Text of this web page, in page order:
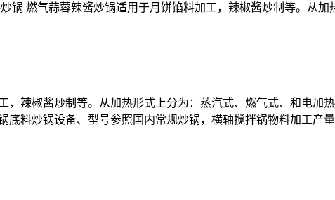
锅 燃气蒜蓉辣酱炒锅适用于月饼馅料加工，辣椒酱炒制等。从
辣椒酱炒制等。从加热形式上分为：蒸汽式、燃气式、和电加热
料炒锅设备、型号参照国内常规炒锅，横轴搅拌锅物料加工产